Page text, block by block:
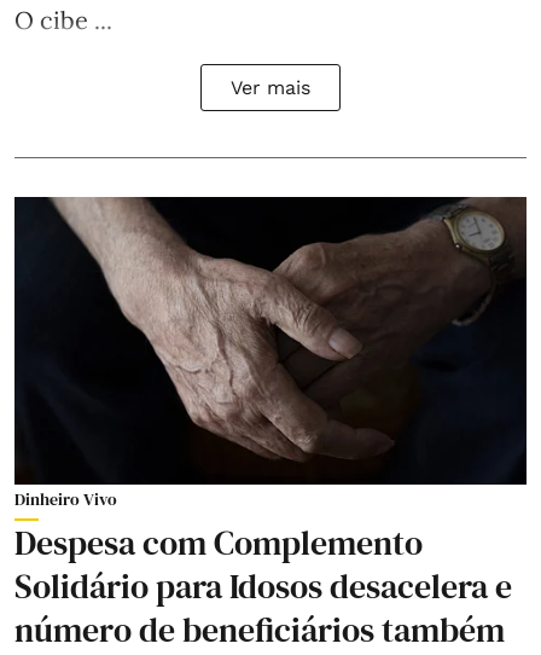
O cibe ...
Ver mais
Dinheiro Vivo
Despesa com Complemento
Solidário para Idosos desacelera e
número de beneficiários também